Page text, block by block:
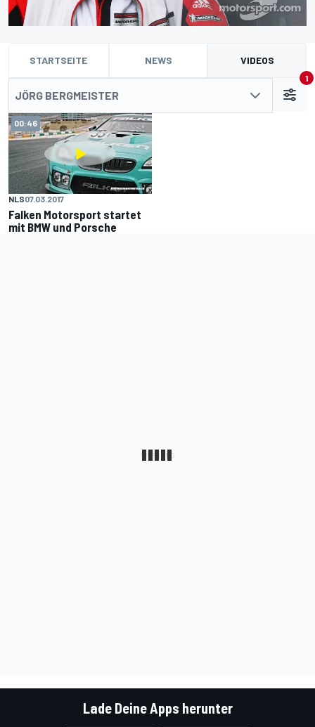
STARTSEITE NEWS VIDEOS
JÖRG BERGMEISTER
1
00:46
NLS07.03.2017
Falken Motorsport startet
mit BMW und Porsche
Lade Deine Apps herunter